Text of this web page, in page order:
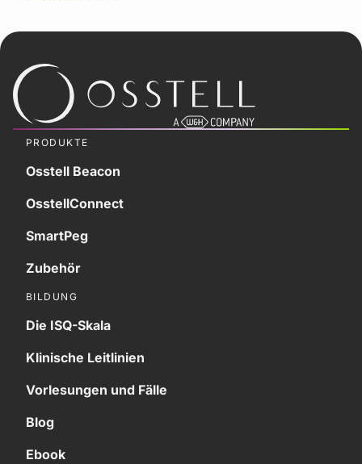
PRODUKTE
Osstell Beacon
OsstellConnect
SmartPeg
Zubehör
BILDUNG
Die ISQ-Skala
Klinische Leitlinien
Vorlesungen und Fälle
Blog
Ebook